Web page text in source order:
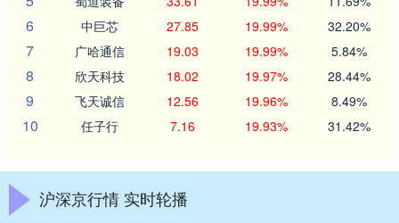
6 中巨芯 27.85 19.99% 32.20%
7 广哈通信 19.03 19.99% 5.84%
8 欣天科技 18.02 19.97% 28.44%
9 飞天诚信 12.56 19.96% 8.49%
10 任子行 7.16 19.93% 31.42%
沪深京行情 实时轮播